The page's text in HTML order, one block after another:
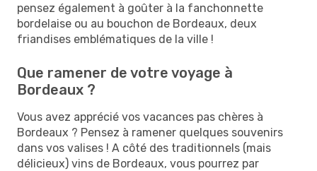
pensez également à goûter à la fanchonnette
bordelaise ou au bouchon de Bordeaux, deux
friandises emblématiques de la ville !
Que ramener de votre voyage à
Bordeaux ?
Vous avez apprécié vos vacances pas chères à
Bordeaux ? Pensez à ramener quelques souvenirs
dans vos valises ! A côté des traditionnels (mais
délicieux) vins de Bordeaux, vous pourrez par